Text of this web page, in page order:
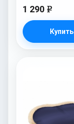
1 290 e
Купить